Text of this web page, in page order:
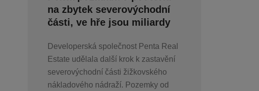
na zbytek severovýchodní
části, ve hře jsou miliardy
Developerská společnost Penta Real
Estate udělala další krok k zastavění
severovýchodní části žižkovského
nákladového nádraží. Pozemky od